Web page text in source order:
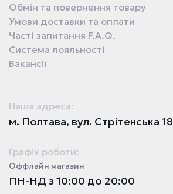
Обмін та повернення товару
Умови доставки та оплати
Часті запитання F.A.Q.
Система лояльності
Вакансії
Наша адреса:
м. Полтава, вул. Стрітенська 18
Графік роботи:
Оффлайн магазин
ПН-НД з 10:00 до 20:00